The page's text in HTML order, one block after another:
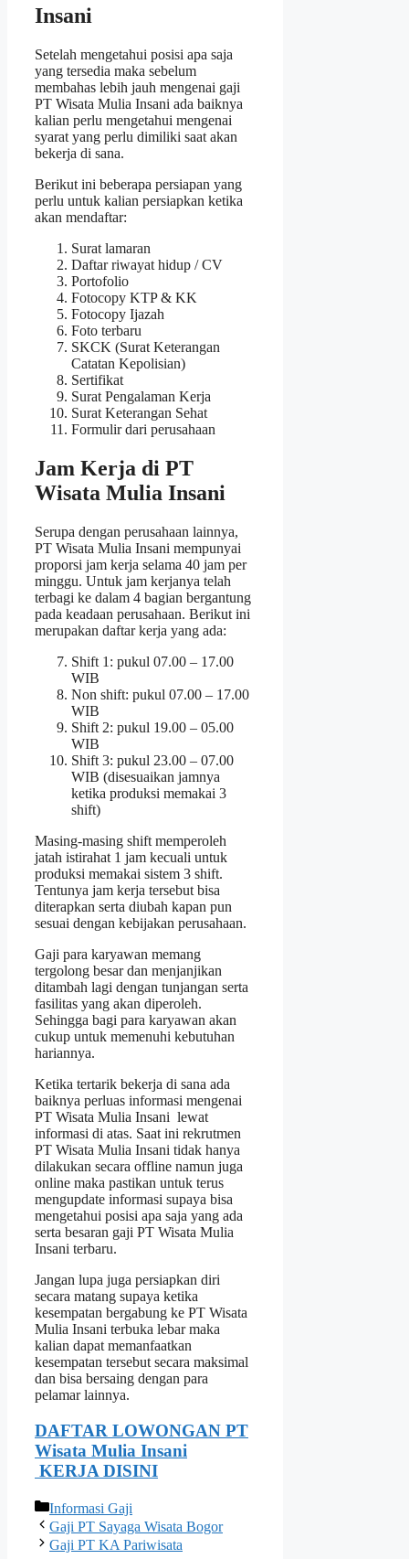
Insani
Setelah mengetahui posisi apa saja
yang tersedia maka sebelum
membahas lebih jauh mengenai gaji
PT Wisata Mulia Insani ada baiknya
kalian perlu mengetahui mengenai
syarat yang perlu dimiliki saat akan
bekerja di sana.
Berikut ini beberapa persiapan yang
perlu untuk kalian persiapkan ketika
akan mendaftar:
Surat lamaran
Daftar riwayat hidup / CV
Portofolio
Fotocopy KTP & KK
Fotocopy Ijazah
Foto terbaru
SKCK (Surat Keterangan
Catatan Kepolisian)
Sertifikat
Surat Pengalaman Kerja
Surat Keterangan Sehat
Formulir dari perusahaan
Jam Kerja di PT
Wisata Mulia Insani
Serupa dengan perusahaan lainnya,
PT Wisata Mulia Insani mempunyai
proporsi jam kerja selama 40 jam per
minggu. Untuk jam kerjanya telah
terbagi ke dalam 4 bagian bergantung
pada keadaan perusahaan. Berikut ini
merupakan daftar kerja yang ada:
Shift 1: pukul 07.00 – 17.00
WIB
Non shift: pukul 07.00 – 17.00
WIB
Shift 2: pukul 19.00 – 05.00
WIB
Shift 3: pukul 23.00 – 07.00
WIB (disesuaikan jamnya
ketika produksi memakai 3
shift)
Masing-masing shift memperoleh
jatah istirahat 1 jam kecuali untuk
produksi memakai sistem 3 shift.
Tentunya jam kerja tersebut bisa
diterapkan serta diubah kapan pun
sesuai dengan kebijakan perusahaan.
Gaji para karyawan memang
tergolong besar dan menjanjikan
ditambah lagi dengan tunjangan serta
fasilitas yang akan diperoleh.
Sehingga bagi para karyawan akan
cukup untuk memenuhi kebutuhan
hariannya.
Ketika tertarik bekerja di sana ada
baiknya perluas informasi mengenai
PT Wisata Mulia Insani lewat
informasi di atas. Saat ini rekrutmen
PT Wisata Mulia Insani tidak hanya
dilakukan secara offline namun juga
online maka pastikan untuk terus
mengupdate informasi supaya bisa
mengetahui posisi apa saja yang ada
serta besaran gaji PT Wisata Mulia
Insani terbaru.
Jangan lupa juga persiapkan diri
secara matang supaya ketika
kesempatan bergabung ke PT Wisata
Mulia Insani terbuka lebar maka
kalian dapat memanfaatkan
kesempatan tersebut secara maksimal
dan bisa bersaing dengan para
pelamar lainnya.
DAFTAR LOWONGAN PT
Wisata Mulia Insani
KERJA DISINI
Categories
Informasi Gaji
Gaji PT Sayaga Wisata Bogor
Gaji PT KA Pariwisata